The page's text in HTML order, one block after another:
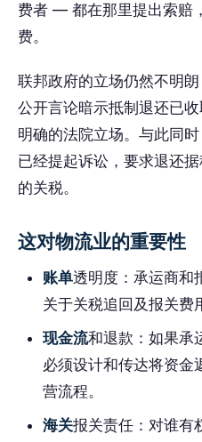
费者 — 都在那里提出索赔
费。
联邦政府的立场仍然不明
公开言论暗示抵制退还已
明确的法院立场。与此同时
已经提起诉讼，要求退还
的关税。
这对物流业的重要性
账单透明度：承运商和
关于关税追回及报关费
现金流和退款：如果承
必须设计和传达将资金
营流程。
海关报关责任：对谁有